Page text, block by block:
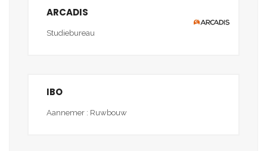
ARCADIS
Studiebureau
IBO
Aannemer : Ruwbouw